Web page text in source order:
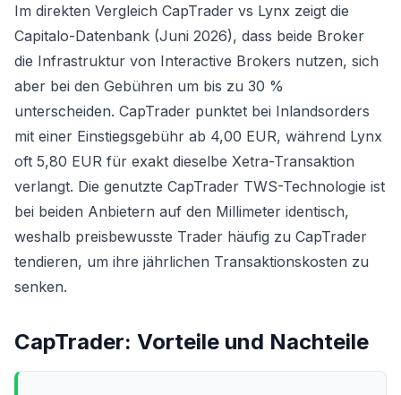
Im direkten Vergleich CapTrader vs Lynx zeigt die
Capitalo-Datenbank (Juni 2026), dass beide Broker
die Infrastruktur von Interactive Brokers nutzen, sich
aber bei den Gebühren um bis zu 30 %
unterscheiden. CapTrader punktet bei Inlandsorders
mit einer Einstiegsgebühr ab 4,00 EUR, während Lynx
oft 5,80 EUR für exakt dieselbe Xetra-Transaktion
verlangt. Die genutzte CapTrader TWS-Technologie ist
bei beiden Anbietern auf den Millimeter identisch,
weshalb preisbewusste Trader häufig zu CapTrader
tendieren, um ihre jährlichen Transaktionskosten zu
senken.
CapTrader: Vorteile und Nachteile